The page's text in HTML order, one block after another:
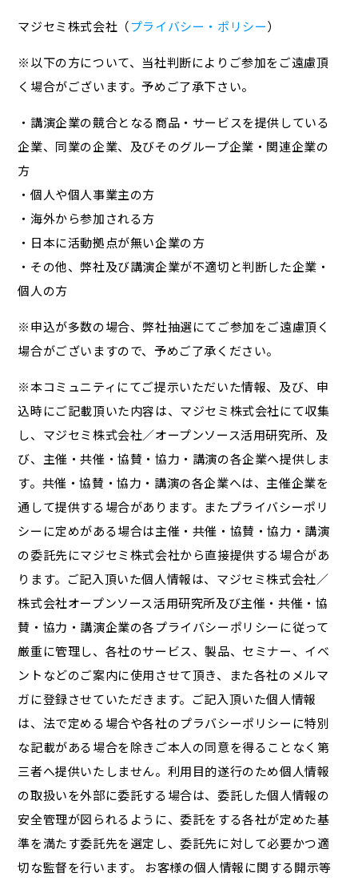
マジセミ株式会社（プライバシー・ポリシー）
※以下の方について、当社判断によりご参加をご遠慮頂
く場合がございます。予めご了承下さい。
・講演企業の競合となる商品・サービスを提供している
企業、同業の企業、及びそのグループ企業・関連企業の
方
・個人や個人事業主の方
・海外から参加される方
・日本に活動拠点が無い企業の方
・その他、弊社及び講演企業が不適切と判断した企業・
個人の方
※申込が多数の場合、弊社抽選にてご参加をご遠慮頂く
場合がございますので、予めご了承ください。
※本コミュニティにてご提示いただいた情報、及び、申
込時にご記載頂いた内容は、マジセミ株式会社にて収集
し、マジセミ株式会社／オープンソース活用研究所、及
び、主催・共催・協賛・協力・講演の各企業へ提供しま
す。共催・協賛・協力・講演の各企業へは、主催企業を
通して提供する場合があります。またプライバシーポリ
シーに定めがある場合は主催・共催・協賛・協力・講演
の委託先にマジセミ株式会社から直接提供する場合があ
ります。ご記入頂いた個人情報は、マジセミ株式会社／
株式会社オープンソース活用研究所及び主催・共催・協
賛・協力・講演企業の各プライバシーポリシーに従って
厳重に管理し、各社のサービス、製品、セミナー、イベ
ントなどのご案内に使用させて頂き、また各社のメルマ
ガに登録させていただきます。ご記入頂いた個人情報
は、法で定める場合や各社のプラバシーポリシーに特別
な記載がある場合を除きご本人の同意を得ることなく第
三者へ提供いたしません。利用目的遂行のため個人情報
の取扱いを外部に委託する場合は、委託した個人情報の
安全管理が図られるように、委託をする各社が定めた基
準を満たす委託先を選定し、委託先に対して必要かつ適
切な監督を行います。 お客様の個人情報に関する開示等